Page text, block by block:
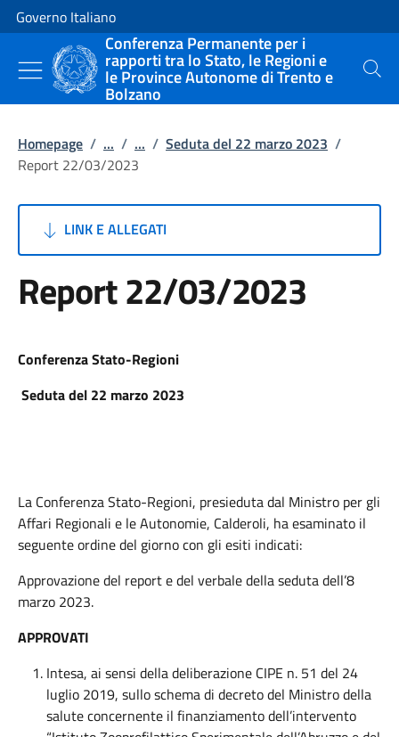
Vai al contenuto
Vai alla navigazione del sito
Governo Italiano
Conferenza Permanente per i
rapporti tra lo Stato, le Regioni e
le Province Autonome di Trento e
Bolzano
Cerca
Homepage / ... / ... / Seduta del 22 marzo 2023 /
Report 22/03/2023
LINK E ALLEGATI
Report 22/03/2023
Conferenza Stato-Regioni
Seduta del 22 marzo 2023
La Conferenza Stato-Regioni, presieduta dal Ministro per gli
Affari Regionali e le Autonomie, Calderoli, ha esaminato il
seguente ordine del giorno con gli esiti indicati:
Approvazione del report e del verbale della seduta dell’8
marzo 2023.
APPROVATI
Intesa, ai sensi della deliberazione CIPE n. 51 del 24
luglio 2019, sullo schema di decreto del Ministro della
salute concernente il finanziamento dell’intervento